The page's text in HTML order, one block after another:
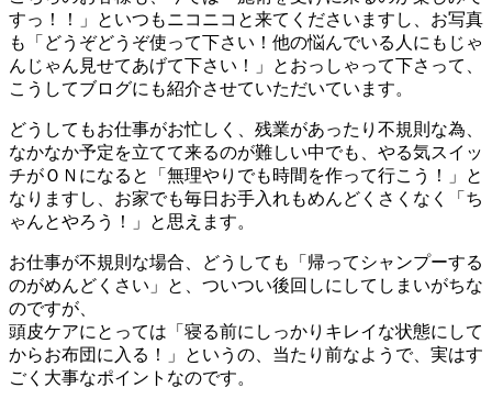
すっ！！」といつもニコニコと来てくださいますし、お写真
も「どうぞどうぞ使って下さい！他の悩んでいる人にもじゃ
んじゃん見せてあげて下さい！」とおっしゃって下さって、
こうしてブログにも紹介させていただいています。
どうしてもお仕事がお忙しく、残業があったり不規則な為、
なかなか予定を立てて来るのが難しい中でも、やる気スイッ
チがＯＮになると「無理やりでも時間を作って行こう！」と
なりますし、お家でも毎日お手入れもめんどくさくなく「ち
ゃんとやろう！」と思えます。
お仕事が不規則な場合、どうしても「帰ってシャンプーする
のがめんどくさい」と、ついつい後回しにしてしまいがちな
のですが、
頭皮ケアにとっては「寝る前にしっかりキレイな状態にして
からお布団に入る！」というの、当たり前なようで、実はす
ごく大事なポイントなのです。